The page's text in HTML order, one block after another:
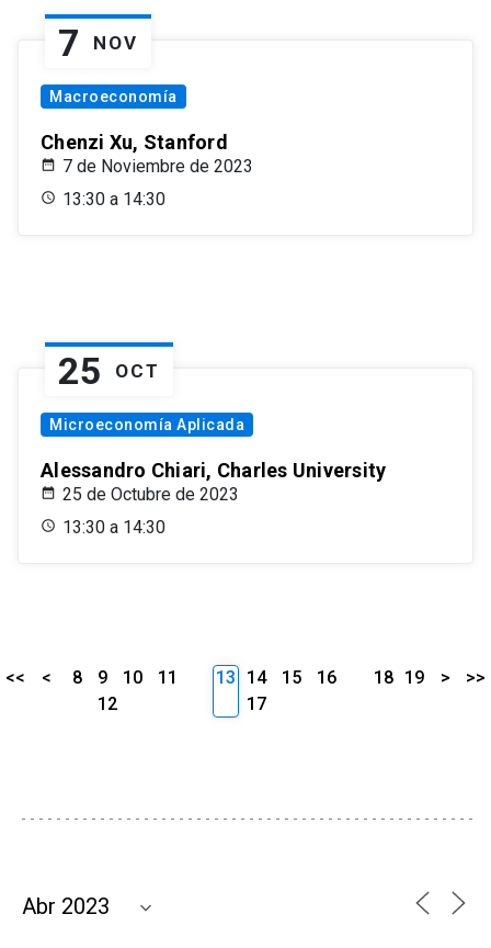
7 NOV
Macroeconomía
Chenzi Xu, Stanford
7 de Noviembre de 2023
13:30 a 14:30
25 OCT
Microeconomía Aplicada
Alessandro Chiari, Charles University
25 de Octubre de 2023
13:30 a 14:30
<< < 8 9 10
11
12
13 14 15
16
17
18 19 > >>